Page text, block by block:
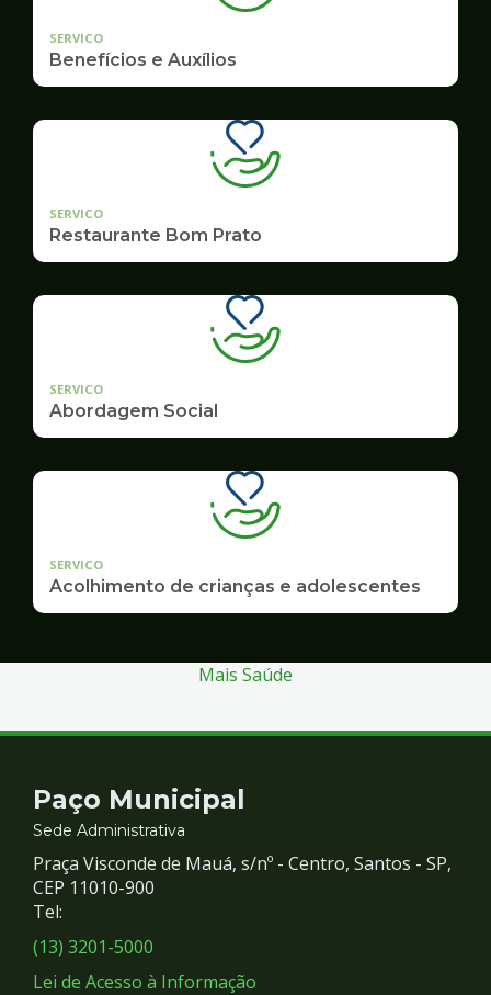
SERVICO
Benefícios e Auxílios
SERVICO
Restaurante Bom Prato
SERVICO
Abordagem Social
SERVICO
Acolhimento de crianças e adolescentes
Mais Saúde
Contato
e
Redes
Sociais
Paço Municipal
Sede Administrativa
Praça Visconde de Mauá, s/nº - Centro, Santos - SP,
CEP 11010-900
Tel:
(13) 3201-5000
Lei de Acesso à Informação